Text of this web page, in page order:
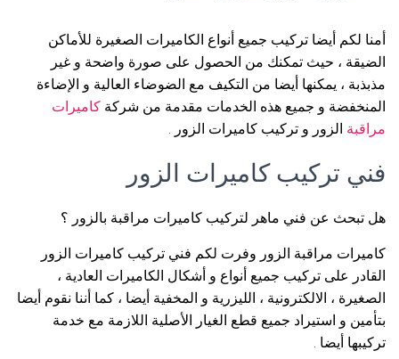
أمنا لكم أيضا تركيب جميع أنواع الكاميرات الصغيرة للأماكن
الضيقة ، حيث تمكنك من الحصول على صورة واضحة و غير
مذبذبة ، يمكنها أيضا من التكيف مع الضوضاء العالية و الإضاءة
المنخفضة و جميع هذه الخدمات مقدمة من شركة كاميرات
مراقبة الزور و تركيب كاميرات الزور .
فني تركيب كاميرات الزور
هل تبحث عن فني ماهر لتركيب كاميرات مراقبة بالزور ؟
كاميرات مراقبة الزور وفرت لكم فني تركيب كاميرات الزور
القادر على تركيب جميع أنواع و أشكال الكاميرات العادية ،
الصغيرة ، الالكترونية ، الليزرية و المخفية أيضا ، كما أننا نقوم أيضا
بتأمين و استيراد جميع قطع الغيار الأصلية اللازمة مع خدمة
تركيبها أيضا .